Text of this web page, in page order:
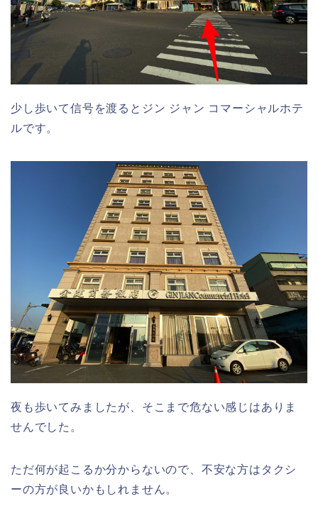
少し歩いて信号を渡るとジン ジャン コマーシャルホテ
ルです。
夜も歩いてみましたが、そこまで危ない感じはありま
せんでした。
ただ何が起こるか分からないので、不安な方はタクシ
ーの方が良いかもしれません。